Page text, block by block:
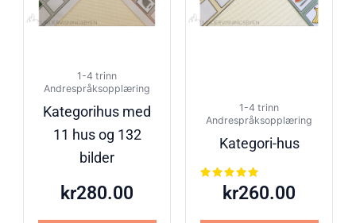
1-4 trinn
Andrespråksopplæring
Kategorihus med
11 hus og 132
bilder
kr280.00
1-4 trinn
Andrespråksopplæring
Kategori-hus
Vurdert
5.00
kr260.00